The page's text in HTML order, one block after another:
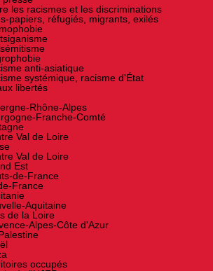
les racismes et les discriminations
papiers, réfugiés, migrants, exilés
anti-asiatique
systémique, racisme d'État
libertés
Rhône-Alpes
Franche-Comté
Val de Loire
Val de Loire
Est
de-France
France
Aquitaine
de la Loire
Alpes-Côte d'Azur
occupés